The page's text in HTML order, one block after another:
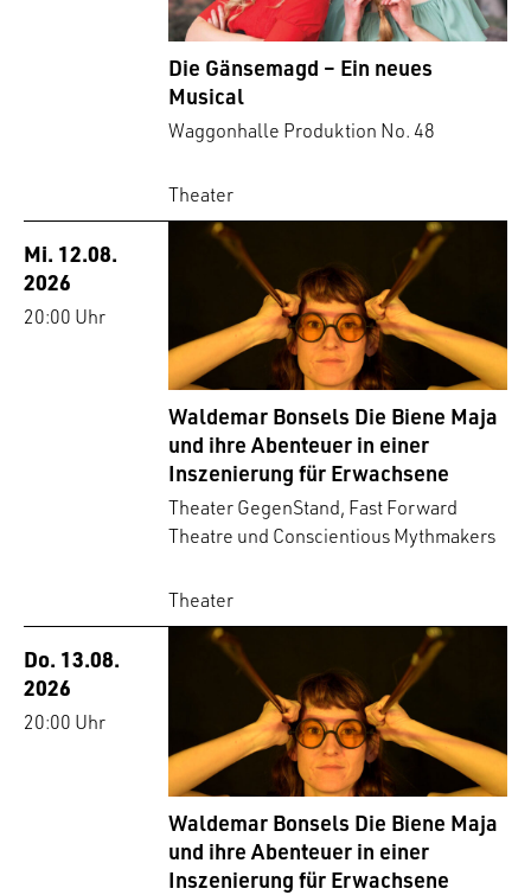
Die Gänsemagd – Ein neues
Musical
Waggonhalle Produktion No. 48
Theater
Mi. 12.08.
2026
20:00 Uhr
Waldemar Bonsels Die Biene Maja
und ihre Abenteuer in einer
Inszenierung für Erwachsene
Theater GegenStand, Fast Forward
Theatre und Conscientious Mythmakers
Theater
Do. 13.08.
2026
20:00 Uhr
Waldemar Bonsels Die Biene Maja
und ihre Abenteuer in einer
Inszenierung für Erwachsene